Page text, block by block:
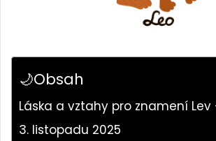
🌙Obsah
Láska a vztahy pro znamení Lev
3. listopadu 2025